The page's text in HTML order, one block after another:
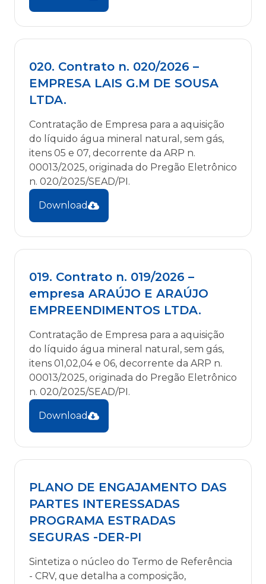
020. Contrato n. 020/2026 –
EMPRESA LAIS G.M DE SOUSA
LTDA.
Contratação de Empresa para a aquisição
do líquido água mineral natural, sem gás,
itens 05 e 07, decorrente da ARP n.
00013/2025, originada do Pregão Eletrônico
n. 020/2025/SEAD/PI.
Download
019. Contrato n. 019/2026 –
empresa ARAÚJO E ARAÚJO
EMPREENDIMENTOS LTDA.
Contratação de Empresa para a aquisição
do líquido água mineral natural, sem gás,
itens 01,02,04 e 06, decorrente da ARP n.
00013/2025, originada do Pregão Eletrônico
n. 020/2025/SEAD/PI.
Download
PLANO DE ENGAJAMENTO DAS
PARTES INTERESSADAS
PROGRAMA ESTRADAS
SEGURAS -DER-PI
Sintetiza o núcleo do Termo de Referência
- CRV, que detalha a composição,